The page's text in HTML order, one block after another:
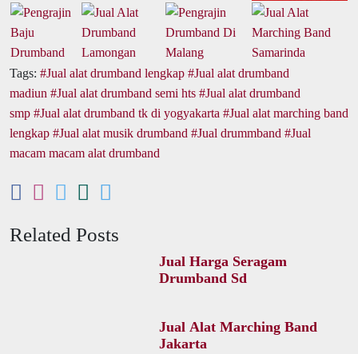
Tags: Jual alat drumband lengkap
Jual alat drumband
madiun
Jual alat drumband semi hts
Jual alat drumband
smp
Jual alat drumband tk di yogyakarta
Jual alat marching band
lengkap
Jual alat musik drumband Jual drummband
Jual
macam macam alat drumband
Related Posts
Jual Harga Seragam
Drumband Sd
Jual Alat Marching Band
Jakarta